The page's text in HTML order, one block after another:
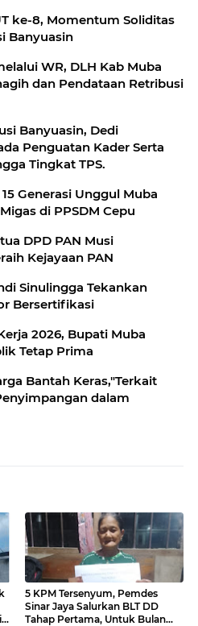
ke-8, Momentum Soliditas
Banyuasin
WR, DLH Kab Muba
dan Pendataan Retribusi
Dedi
Penguatan Kader Serta
Tingkat TPS.
Generasi Unggul Muba
di PPSDM Cepu
DPD PAN Musi
Kejayaan PAN
Sinulingga Tekankan
Bersertifikasi
2026, Bupati Muba
Tetap Prima
Bantah Keras,"Terkait
dalam
5 KPM Tersenyum, Pemdes
Sinar Jaya Salurkan BLT DD
Tahap Pertama, Untuk Bulan